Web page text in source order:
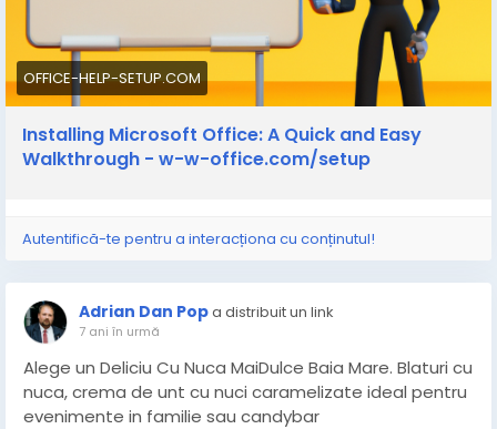
OFFICE-HELP-SETUP.COM
Installing Microsoft Office: A Quick and Easy
Walkthrough - w-w-office.com/setup
Autentifică-te pentru a interacționa cu conținutul!
Adrian Dan Popa distribuit un link
7 ani în urmă
Alege un Deliciu Cu Nuca MaiDulce Baia Mare. Blaturi cu
nuca, crema de unt cu nuci caramelizate ideal pentru
evenimente in familie sau candybar